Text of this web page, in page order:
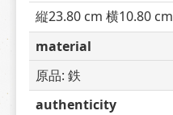
縦23.80 cm 横10.80 cm
material
原品: 鉄
authenticity